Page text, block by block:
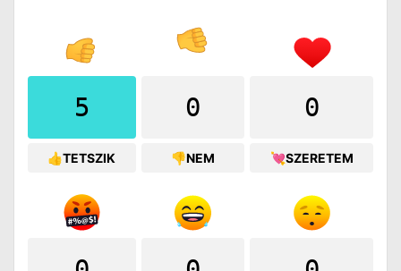
5
👍TETSZIK
0
👎NEM
0
💘SZERETEM